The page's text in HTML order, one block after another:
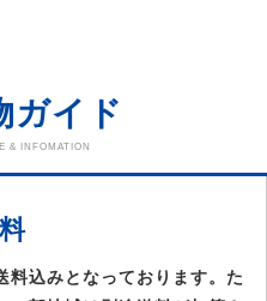
ガイド
& INFOMATION
料込みとなっております。た